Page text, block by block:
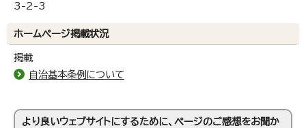
3-2-3
ホームページ掲載状況
掲載
自治基本条例について
より良いウェブサイトにするために、ページのご感想をお聞か